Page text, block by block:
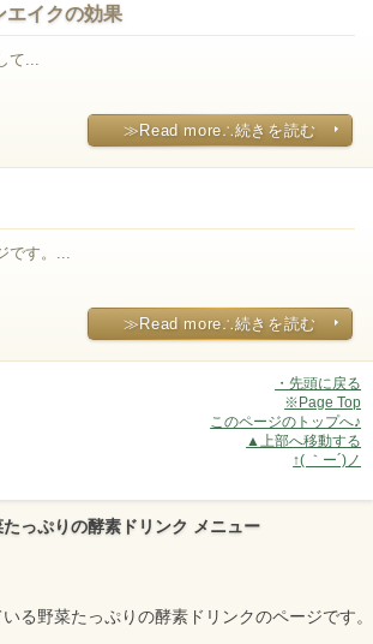
エイクの効果
て...
≫Read more∴続きを読む
です。...
≫Read more∴続きを読む
・先頭に戻る
※Page Top
このページのトップへ♪
▲上部へ移動する
↑( ｀ー´)ノ
っぷりの酵素ドリンク メニュー
る野菜たっぷりの酵素ドリンクのページです。